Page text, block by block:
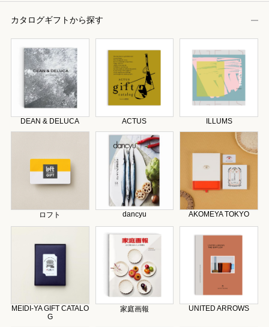
カタログギフトから探す
DEAN & DELUCA ACTUS ILLUMS
ロフト dancyu AKOMEYA TOKYO
MEIDI-YA GIFT CATALO
G
家庭画報 UNITED ARROWS